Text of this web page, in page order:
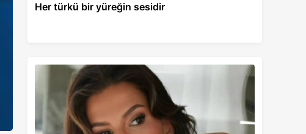
Her türkü bir yüreğin sesidir